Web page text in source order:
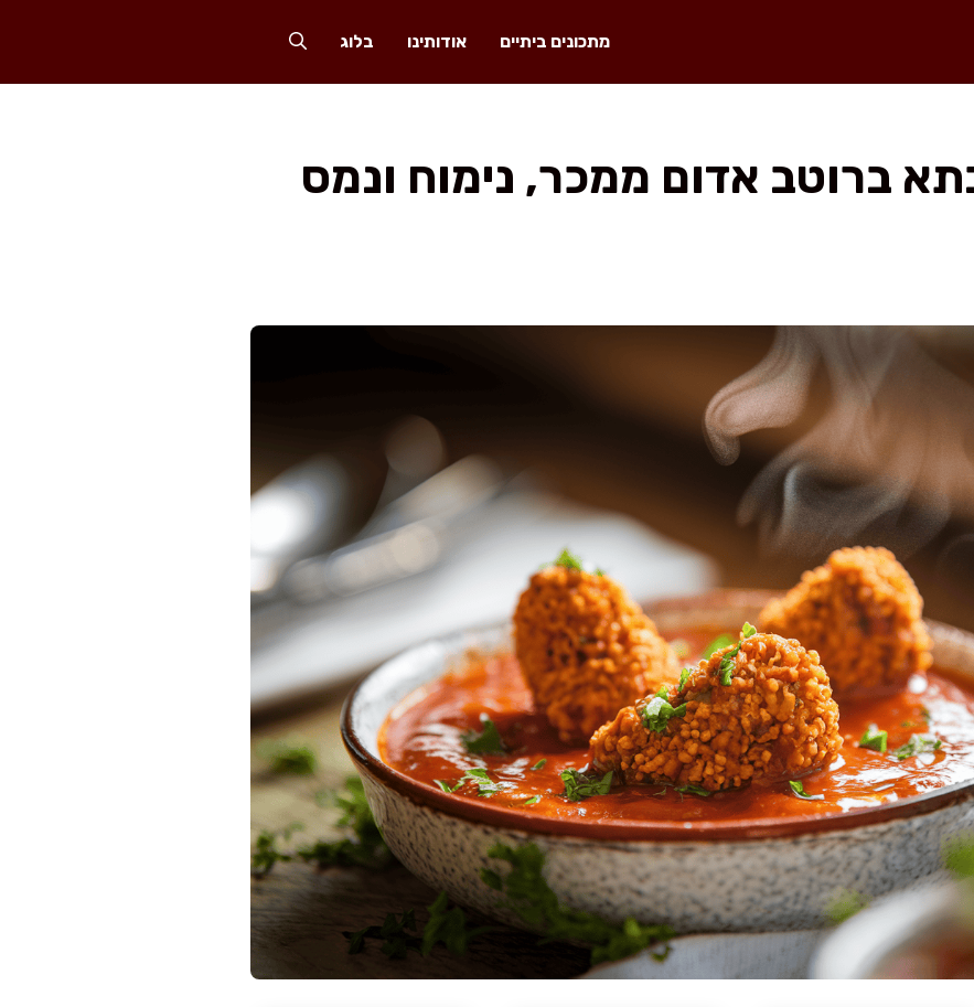
מתכונים ביתיים אודותינו בלוג
ברוטב אדום ממכר, נימוח ונמס